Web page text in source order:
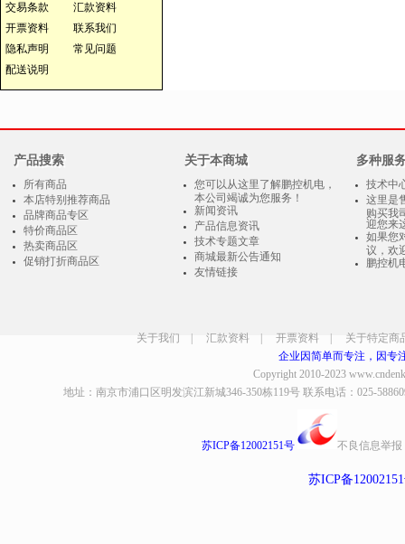
交易条款
汇款资料
开票资料
联系我们
隐私声明
常见问题
配送说明
产品搜索
所有商品
本店特别推荐商品
品牌商品专区
特价商品区
热卖商品区
促销打折商品区
关于本商城
您可以从这里了解鹏控机电，
本公司竭诚为您服务！
新闻资讯
产品信息资讯
技术专题文章
商城最新公告通知
友情链接
多种服
技术中
这里是
购买我
迎您来
如果您
议，欢
鹏控机
关于我们 汇款资料 开票资料
关于特定商
企业因简单而专注，因专
Copyright 2010-2023
地址：南京市浦口区明发滨江新城346-350栋119号 联系电话：025-
苏ICP备12002151号 不良信息举报
苏ICP备